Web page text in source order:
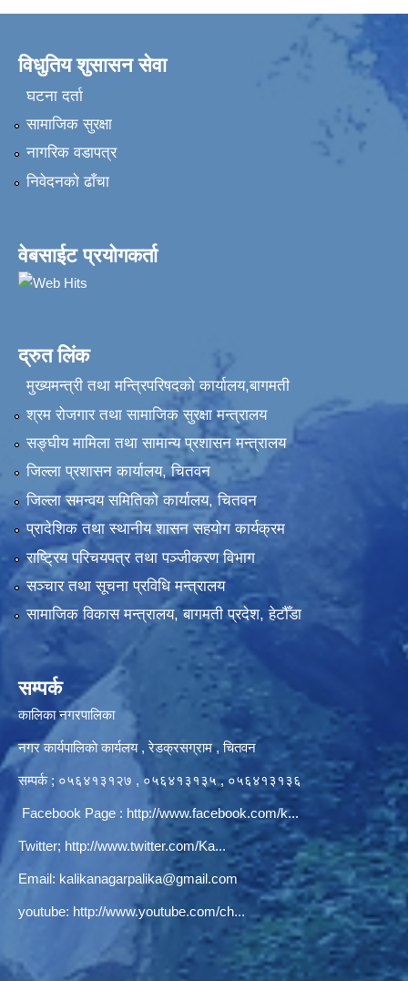
विधुतिय शुसासन सेवा
घटना दर्ता
सामाजिक सुरक्षा
नागरिक वडापत्र
निवेदनकाे ढाँचा
वेबसाईट प्रयोगकर्ता
द्रुत लिंक
मुख्यमन्त्री तथा मन्त्रिपरिषदको कार्यालय,बागमती
श्रम रोजगार तथा सामाजिक सुरक्षा मन्त्रालय
सङ्‍घीय मामिला तथा सामान्य प्रशासन मन्त्रालय
जिल्ला प्रशासन कार्यालय, चितवन
जिल्ला समन्वय समितिको कार्यालय, चितवन
प्रादेशिक तथा स्थानीय शासन सहयोग कार्यक्रम
राष्ट्रिय परिचयपत्र तथा पञ्‍जीकरण विभाग
सञ्‍चार तथा सूचना प्रविधि मन्त्रालय
सामाजिक विकास मन्त्रालय, बागमती प्रदेश, हेटौँडा
सम्पर्क
कालिका नगरपालिका
नगर कार्यपालिकाे कार्यलय‍ , रेडक्रसग्राम , चितवन
सम्पर्क ; ०५६४१३१२७ , ०५६४१३१३५ , ०५६४१३१३६
Facebook Page : http://www.facebook.com/k...
Twitter; http://www.twitter.com/Ka...
Email: kalikanagarpalika@gmail.com
youtube: http://www.youtube.com/ch...